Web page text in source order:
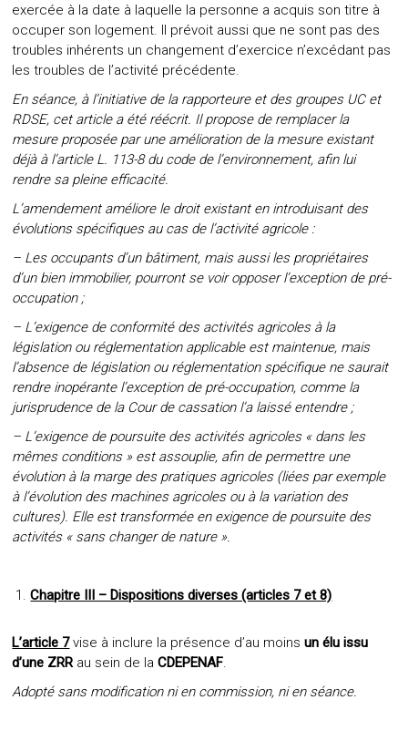
exercée à la date à laquelle la personne a acquis son titre à
occuper son logement. Il prévoit aussi que ne sont pas des
troubles inhérents un changement d’exercice n’excédant pas
les troubles de l’activité précédente.
En séance, à l’initiative de la rapporteure et des groupes UC et
RDSE, cet article a été réécrit. Il propose de remplacer la
mesure proposée par une amélioration de la mesure existant
déjà à l’article L. 113-8 du code de l’environnement, afin lui
rendre sa pleine efficacité.
L’amendement améliore le droit existant en introduisant des
évolutions spécifiques au cas de l’activité agricole :
– Les occupants d’un bâtiment, mais aussi les propriétaires
d’un bien immobilier, pourront se voir opposer l’exception de pré-
occupation ;
– L’exigence de conformité des activités agricoles à la
législation ou réglementation applicable est maintenue, mais
l’absence de législation ou réglementation spécifique ne saurait
rendre inopérante l’exception de pré-occupation, comme la
jurisprudence de la Cour de cassation l’a laissé entendre ;
– L’exigence de poursuite des activités agricoles « dans les
mêmes conditions » est assouplie, afin de permettre une
évolution à la marge des pratiques agricoles (liées par exemple
à l’évolution des machines agricoles ou à la variation des
cultures). Elle est transformée en exigence de poursuite des
activités « sans changer de nature ».
Chapitre III – Dispositions diverses (articles 7 et 8)
L’article 7vise à inclure la présence d’au moinsun élu issu
d’une ZRRau sein de laCDEPENAF.
Adopté sans modification ni en commission, ni en séance.